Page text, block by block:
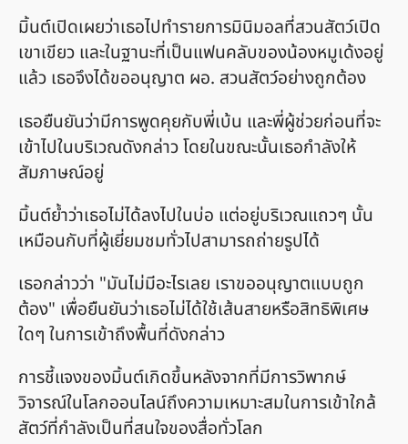
มิ้นต์เปิดเผยว่าเธอไปทำรายการมินิมอลที่สวนสัตว์เปิด
เขาเขียว และในฐานะที่เป็นแฟนคลับของน้องหมูเด้งอยู่
แล้ว เธอจึงได้ขออนุญาต ผอ. สวนสัตว์อย่างถูกต้อง
เธอยืนยันว่ามีการพูดคุยกับพี่เบ้น และพี่ผู้ช่วยก่อนที่จะ
เข้าไปในบริเวณดังกล่าว โดยในขณะนั้นเธอกำลังให้
สัมภาษณ์อยู่
มิ้นต์ย้ำว่าเธอไม่ได้ลงไปในบ่อ แต่อยู่บริเวณแถวๆ นั้น
เหมือนกับที่ผู้เยี่ยมชมทั่วไปสามารถถ่ายรูปได้
เธอกล่าวว่า "มันไม่มีอะไรเลย เราขออนุญาตแบบถูก
ต้อง" เพื่อยืนยันว่าเธอไม่ได้ใช้เส้นสายหรือสิทธิพิเศษ
ใดๆ ในการเข้าถึงพื้นที่ดังกล่าว
การชี้แจงของมิ้นต์เกิดขึ้นหลังจากที่มีการวิพากษ์
วิจารณ์ในโลกออนไลน์ถึงความเหมาะสมในการเข้าใกล้
สัตว์ที่กำลังเป็นที่สนใจของสื่อทั่วโลก